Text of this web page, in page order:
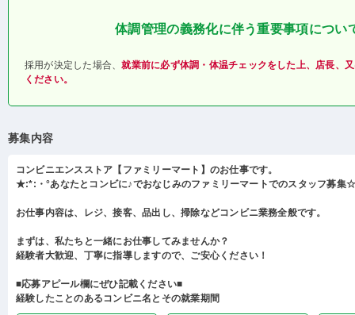
体調管理の義務化に伴う重要事項につい
採用が決定した場合、就業前に必ず体調・体温チェックをした上、店長、
ください。
募集内容
コンビニエンスストア【ファミリーマート】のお仕事です。
★:*:・°あなたとコンビに♪でおなじみのファミリーマートでのスタッフ募集
お仕事内容は、レジ、接客、品出し、掃除などコンビニ業務全般です。
まずは、私たちと一緒にお仕事してみませんか？
経験者大歓迎、丁寧に指導しますので、ご安心ください！
■応募アピール欄にぜひ記載ください■
経験したことのあるコンビニ名とその就業期間